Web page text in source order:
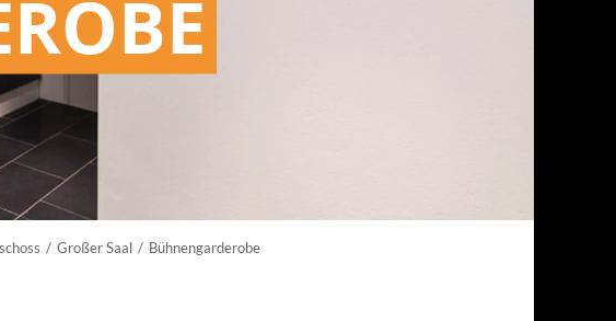
Großer Saal Bühnengarderobe